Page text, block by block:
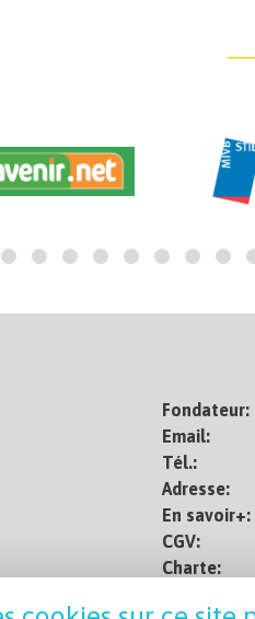
Fondateur:
Email:
Tél.:
Adresse:
En savoir+:
CGV:
Charte: